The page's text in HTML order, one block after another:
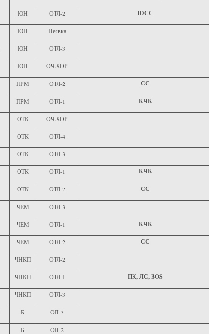
ЮН ОТЛ-2 ЮСС
ЮН Неявка
ЮН ОТЛ-3
ЮН ОЧ.ХОР
ПРМ ОТЛ-2 СС
ПРМ ОТЛ-1 КЧК
ОТК ОЧ.ХОР
ОТК ОТЛ-4
ОТК ОТЛ-3
ОТК ОТЛ-1 КЧК
ОТК ОТЛ-2 СС
ЧЕМ ОТЛ-3
ЧЕМ ОТЛ-1 КЧК
ЧЕМ ОТЛ-2 СС
ЧНКП ОТЛ-2
ЧНКП ОТЛ-1 ПК, ЛС, BOS
ЧНКП ОТЛ-3
Б ОП-3
Б ОП-2